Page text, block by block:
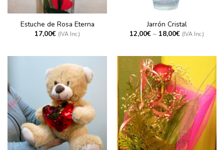
Estuche de Rosa Eterna
17,00€ (IVA Inc.)
Jarrón Cristal
12,00€ – 18,00€ (IVA Inc.)